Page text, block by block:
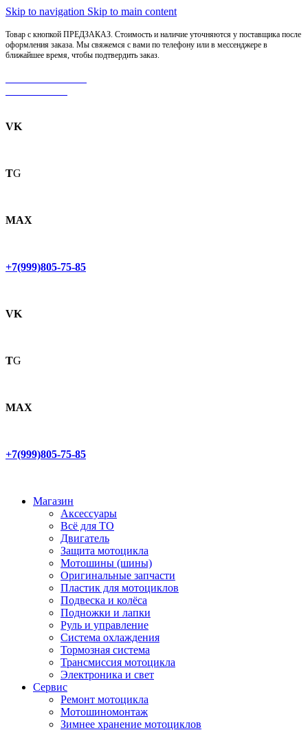
Skip to navigation Skip to main content
Товар с кнопкой ПРЕДЗАКАЗ. Стоимость и наличие уточняются у поставщика после
оформления заказа. Мы свяжемся с вами по телефону или в мессенджере в
ближайшее время, чтобы подтвердить заказ.
VK
TG
MAX
+7(999)805-75-85
VK
TG
MAX
+7(999)805-75-85
Магазин
Аксессуары
Всё для ТО
Двигатель
Защита мотоцикла
Мотошины (шины)
Оригинальные запчасти
Пластик для мотоциклов
Подвеска и колёса
Подножки и лапки
Руль и управление
Система охлаждения
Тормозная система
Трансмиссия мотоцикла
Электроника и свет
Сервис
Ремонт мотоцикла
Мотошиномонтаж
Зимнее хранение мотоциклов